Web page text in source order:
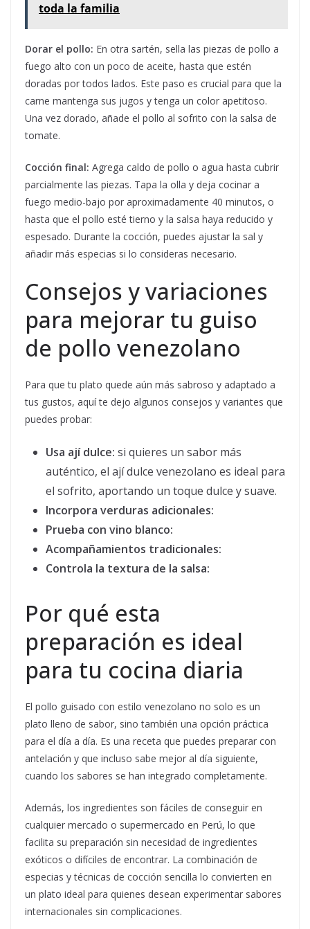
toda la familia
Dorar el pollo: En otra sartén, sella las piezas de pollo a
fuego alto con un poco de aceite, hasta que estén
doradas por todos lados. Este paso es crucial para que la
carne mantenga sus jugos y tenga un color apetitoso.
Una vez dorado, añade el pollo al sofrito con la salsa de
tomate.
Cocción final: Agrega caldo de pollo o agua hasta cubrir
parcialmente las piezas. Tapa la olla y deja cocinar a
fuego medio-bajo por aproximadamente 40 minutos, o
hasta que el pollo esté tierno y la salsa haya reducido y
espesado. Durante la cocción, puedes ajustar la sal y
añadir más especias si lo consideras necesario.
Consejos y variaciones
para mejorar tu guiso
de pollo venezolano
Para que tu plato quede aún más sabroso y adaptado a
tus gustos, aquí te dejo algunos consejos y variantes que
puedes probar:
Usa ají dulce: si quieres un sabor más
auténtico, el ají dulce venezolano es ideal para
el sofrito, aportando un toque dulce y suave.
Incorpora verduras adicionales:
Prueba con vino blanco:
Acompañamientos tradicionales:
Controla la textura de la salsa:
Por qué esta
preparación es ideal
para tu cocina diaria
El pollo guisado con estilo venezolano no solo es un
plato lleno de sabor, sino también una opción práctica
para el día a día. Es una receta que puedes preparar con
antelación y que incluso sabe mejor al día siguiente,
cuando los sabores se han integrado completamente.
Además, los ingredientes son fáciles de conseguir en
cualquier mercado o supermercado en Perú, lo que
facilita su preparación sin necesidad de ingredientes
exóticos o difíciles de encontrar. La combinación de
especias y técnicas de cocción sencilla lo convierten en
un plato ideal para quienes desean experimentar sabores
internacionales sin complicaciones.